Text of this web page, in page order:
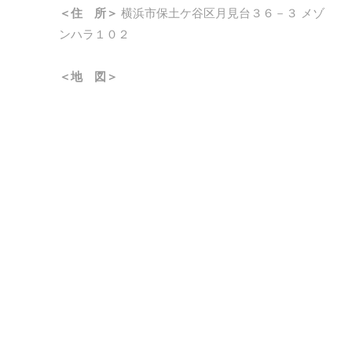
＜住 所＞ 横浜市保土ケ谷区月見台３６－３ メゾ
ンハラ１０２
＜地 図＞